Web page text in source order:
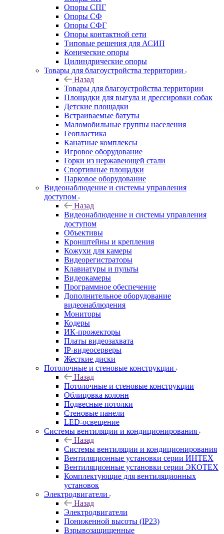
Опоры СПГ
Опоры СФ
Опоры СФГ
Опоры контактной сети
Типовые решения для АСИП
Конические опоры
Цилиндрические опоры
Товары для благоустройства территории
Назад
Товары для благоустройства территории
Площадки для выгула и дрессировки собак
Детские площадки
Встраиваемые батуты
Маломобильные группы населения
Геопластика
Канатные комплексы
Игровое оборудование
Горки из нержавеющей стали
Спортивные площадки
Парковое оборудование
Видеонаблюдение и системы управления
доступом
Назад
Видеонаблюдение и системы управления
доступом
Объективы
Кронштейны и крепления
Кожухи для камеры
Видеорегистраторы
Клавиатуры и пульты
Видеокамеры
Программное обеспечение
Дополнительное оборудование
видеонаблюдения
Мониторы
Кодеры
ИК-прожекторы
Платы видеозахвата
IP-видеосерверы
Жесткие диски
Потолочные и стеновые конструкции
Назад
Потолочные и стеновые конструкции
Облицовка колонн
Подвесные потолки
Стеновые панели
LED-освещение
Системы вентиляции и кондиционирования
Назад
Системы вентиляции и кондиционирования
Вентиляционные установки серии ИНТЕХ
Вентиляционные установки серии ЭКОТЕХ
Комплектующие для вентиляционных
установок
Электродвигатели
Назад
Электродвигатели
Пониженной высоты (IP23)
Взрывозащищенные